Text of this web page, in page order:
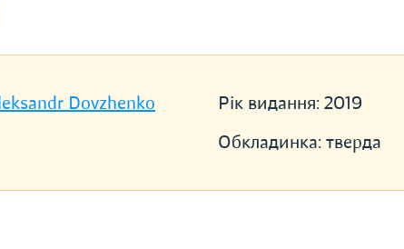
Dovzhenko
Рік видання: 2019
Обкладинка: тверда